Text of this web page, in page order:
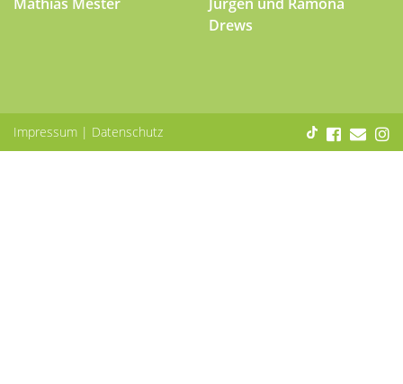
Drews
Impressum | Datenschutz